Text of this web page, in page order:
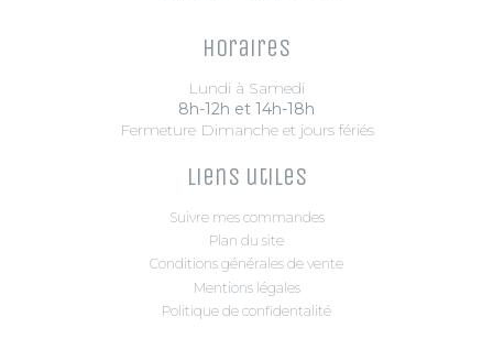
Horaires
Lundi à Samedi
8h-12h et 14h-18h
Fermeture Dimanche et jours fériés
Liens utiles
Suivre mes commandes
Plan du site
Conditions générales de vente
Mentions légales
Politique de confidentalité